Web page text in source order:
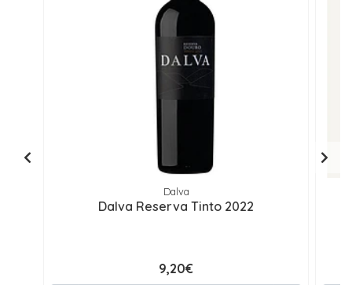
Dalva
Dalva Reserva Tinto 2022
9,20€